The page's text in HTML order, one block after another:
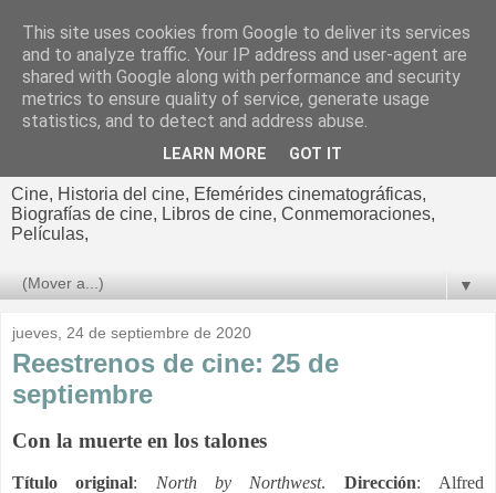
El cultural
cinematográfico de Jorge
Cine, Historia del cine, Efemérides cinematográficas,
Biografías de cine, Libros de cine, Conmemoraciones,
Películas,
▼
jueves, 24 de septiembre de 2020
Reestrenos de cine: 25 de
septiembre
Con la muerte en los talones
Título original: North by Northwest. Dirección: Alfred
This site uses cookies from Google to deliver its services
and to analyze traffic. Your IP address and user-agent are
shared with Google along with performance and security
metrics to ensure quality of service, generate usage
statistics, and to detect and address abuse.
LEARN MORE GOT IT